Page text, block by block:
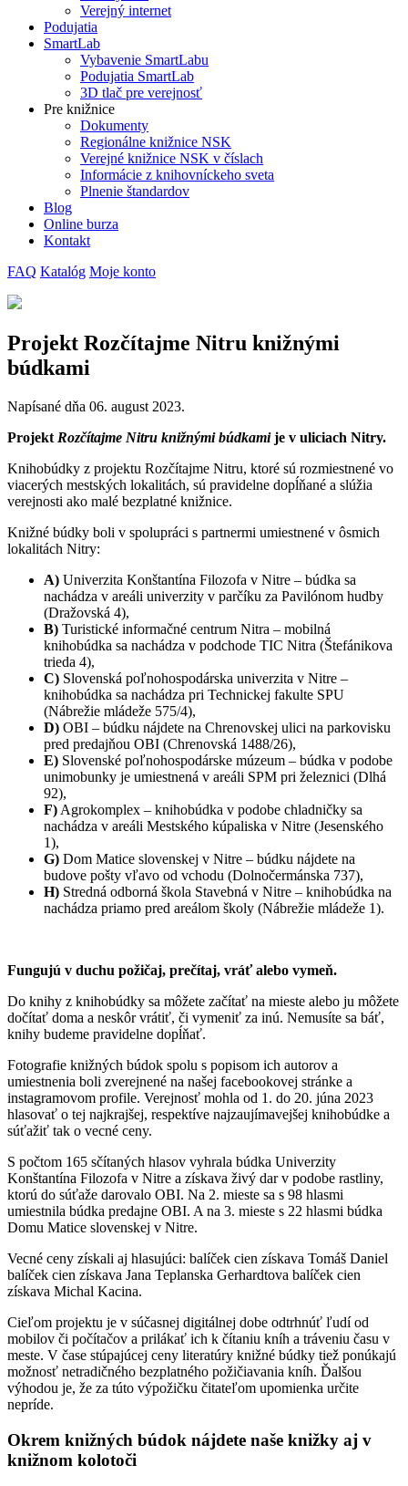
Verejný internet
Podujatia
SmartLab
Vybavenie SmartLabu
Podujatia SmartLab
3D tlač pre verejnosť
Pre knižnice
Dokumenty
Regionálne knižnice NSK
Verejné knižnice NSK v číslach
Informácie z knihovníckeho sveta
Plnenie štandardov
Blog
Online burza
Kontakt
FAQ Katalóg Moje konto
Projekt Rozčítajme Nitru knižnými
búdkami
Napísané dňa 06. august 2023.
Projekt Rozčítajme Nitru knižnými búdkamije v uliciach Nitry.
Knihobúdky z projektu Rozčítajme Nitru, ktoré sú rozmiestnené vo
viacerých mestských lokalitách, sú pravidelne dopĺňané a slúžia
verejnosti ako malé bezplatné knižnice.
Knižné búdky boli v spolupráci s partnermi umiestnené v ôsmich
lokalitách Nitry:
A) Univerzita Konštantína Filozofa v Nitre – búdka sa
nachádza v areáli univerzity v parčíku za Pavilónom hudby
(Dražovská 4),
B) Turistické informačné centrum Nitra – mobilná
knihobúdka sa nachádza v podchode TIC Nitra (Štefánikova
trieda 4),
C) Slovenská poľnohospodárska univerzita v Nitre –
knihobúdka sa nachádza pri Technickej fakulte SPU
(Nábrežie mládeže 575/4),
D) OBI – búdku nájdete na Chrenovskej ulici na parkovisku
pred predajňou OBI (Chrenovská 1488/26),
E) Slovenské poľnohospodárske múzeum – búdka v podobe
unimobunky je umiestnená v areáli SPM pri železnici (Dlhá
92),
F) Agrokomplex – knihobúdka v podobe chladničky sa
nachádza v areáli Mestského kúpaliska v Nitre (Jesenského
1),
G) Dom Matice slovenskej v Nitre – búdku nájdete na
budove pošty vľavo od vchodu (Dolnočermánska 737),
H) Stredná odborná škola Stavebná v Nitre – knihobúdka na
nachádza priamo pred areálom školy (Nábrežie mládeže 1).
Fungujú v duchu požičaj, prečítaj, vráť alebo vymeň.
Do knihy z knihobúdky sa môžete začítať na mieste alebo ju môžete
dočítať doma a neskôr vrátiť, či vymeniť za inú. Nemusíte sa báť,
knihy budeme pravidelne dopĺňať.
Fotografie knižných búdok spolu s popisom ich autorov a
umiestnenia boli zverejnené na našej facebookovej stránke a
instagramovom profile. Verejnosť mohla od 1. do 20. júna 2023
hlasovať o tej najkrajšej, respektíve najzaujímavejšej knihobúdke a
súťažiť tak o vecné ceny.
S počtom 165 sčítaných hlasov vyhrala búdka Univerzity
Konštantína Filozofa v Nitre a získava živý dar v podobe rastliny,
ktorú do súťaže darovalo OBI. Na 2. mieste sa s 98 hlasmi
umiestnila búdka predajne OBI. A na 3. mieste s 22 hlasmi búdka
Domu Matice slovenskej v Nitre.
Vecné ceny získali aj hlasujúci: balíček cien získava Tomáš Daniel
balíček cien získava Jana Teplanska Gerhardtova balíček cien
získava Michal Kacina.
Cieľom projektu je v súčasnej digitálnej dobe odtrhnúť ľudí od
mobilov či počítačov a prilákať ich k čítaniu kníh a tráveniu času v
meste. V čase stúpajúcej ceny literatúry knižné búdky tiež ponúkajú
možnosť netradičného bezplatného požičiavania kníh. Ďalšou
výhodou je, že za túto výpožičku čitateľom upomienka určite
nepríde.
Okrem knižných búdok nájdete naše knižky aj v
knižnom kolotoči